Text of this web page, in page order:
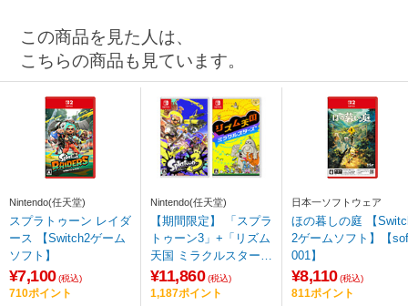
この商品を見た人は、
こちらの商品も見ています。
Nintendo(任天堂)
スプラトゥーン レイダ
ース 【Switch2ゲーム
ソフト】
¥7,100 (税込)
710ポイント
Nintendo(任天堂)
【期間限定】 「スプラ
トゥーン3」+「リズム
天国 ミラクルスター
ズ」 【Switchゲームソ
フト】同時購入セット
¥11,860 (税込)
1,187ポイント
日本一ソフトウェア
ほの暮しの庭 【
2ゲームソフト】【sof
001】
¥8,110 (税込)
811ポイント